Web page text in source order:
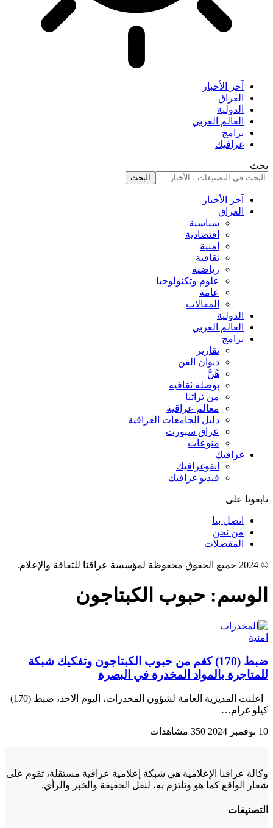
آخر الأخبار
العراق
الدولية
العالم العربي
برامج
غرافيك
بحث
آخر الأخبار
العراق
سياسية
اقتصادية
امنية
ثقافية
رياضية
علوم وتكنولوجيا
عامة
المقالات
الدولية
العالم العربي
برامج
تقارير
ديوان الفن
هُنَّ
بوصلة ثقافية
من تراثنا
معالم عراقية
دليل الجامعات العراقية
عراق سبورت
منوعات
غرافيك
انفوغرافيك
فيديو غرافيك
تابعونا على
اتصل بنا
من نحن
المفضلات
© 2024 جميع الحقوق محفوظة لمؤسسة عراقنا للثقافة والإعلام.
الوسم: حبوب الكبتاجون
امنية
ضبط (170) كغم من حبوب الكبتاجون وتفكيك شبكة
للمتاجرة بالمواد المخدرة في البصرة
اعلنت المديرية العامة لشؤون المخدرات، اليوم الاحد، ضبط (170)
كيلو غرام…
10 نوفمبر 2024 350 مشاهدات
وكالة عراقنا الإعلامية هي شبكة إعلامية عراقية مستقلة، تقوم على
شعار الواقع كما هو وتلتزم به، لنقل الحقيقة والخبر والرأي.
التصنيفات